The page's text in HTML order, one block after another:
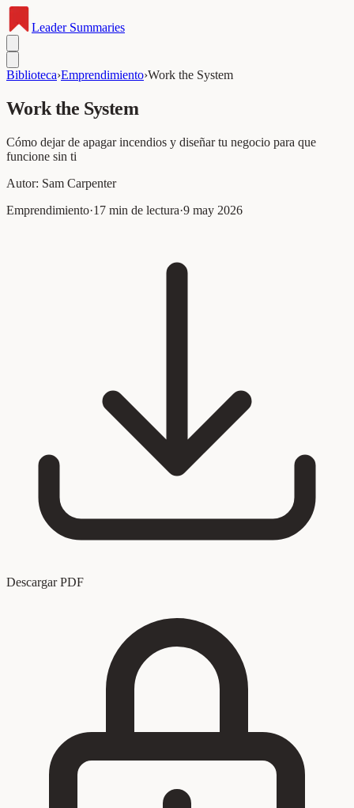
LeaderSummaries
Biblioteca›Emprendimiento›Work the System
Work the System
Cómo dejar de apagar incendios y diseñar tu negocio para que
funcione sin ti
Autor: Sam Carpenter
Emprendimiento·17 min de lectura·9 may 2026
Descargar PDF